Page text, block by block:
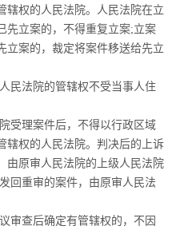
辖权的人民法院。人民法院在立
先立案的，不得重复立案;立案
立案的，裁定将案件移送给先立
民法院的管辖权不受当事人住
受理案件后，不得以行政区域
辖权的人民法院。判决后的上诉
由原审人民法院的上级人民法院
回重审的案件，由原审人民法
审查后确定有管辖权的，不因